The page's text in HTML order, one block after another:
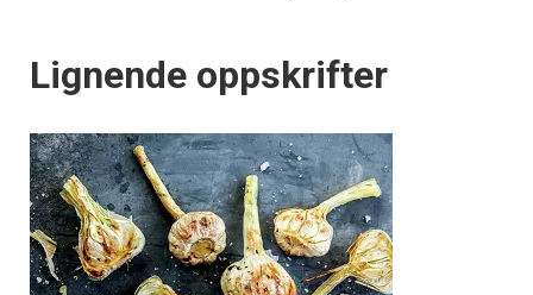
Lignende oppskrifter